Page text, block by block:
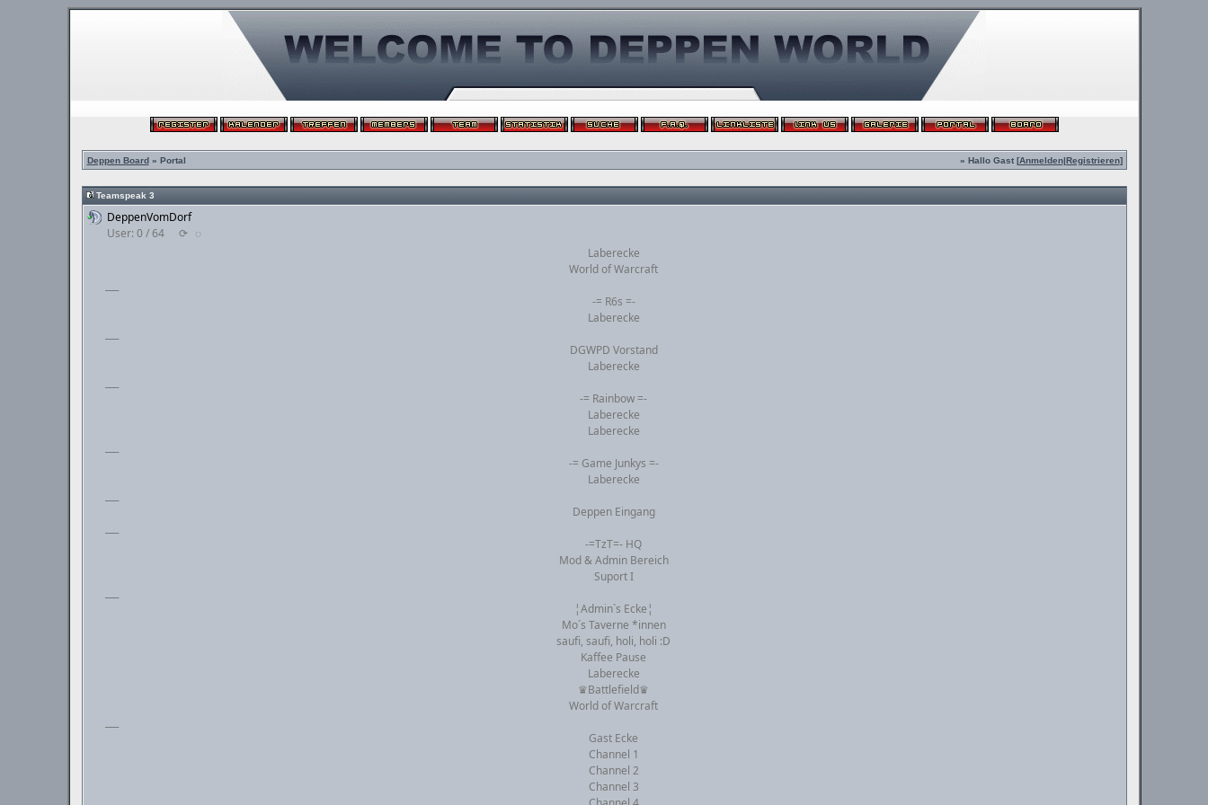
Deppen Board» Portal » Hallo Gast [Anmelden|Registrieren]
Teamspeak 3
DeppenVomDorf
User: 0 / 64
⟳ ◌
Laberecke
World of Warcraft
-= R6s =-
Laberecke
DGWPD Vorstand
Laberecke
-= Rainbow =-
Laberecke
Laberecke
-= Game Junkys =-
Laberecke
Deppen Eingang
-=TzT=- HQ
Mod & Admin Bereich
Suport I
¦Admin`s Ecke¦
Mo´s Taverne *innen
saufi, saufi, holi, holi :D
Kaffee Pause
Laberecke
♛Battlefield♛
World of Warcraft
Gast Ecke
Channel 1
Channel 2
Channel 3